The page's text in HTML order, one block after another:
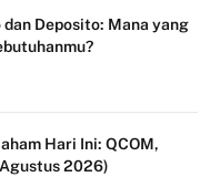
dan Deposito: Mana yang
Hari Ini: QCOM,
2026)